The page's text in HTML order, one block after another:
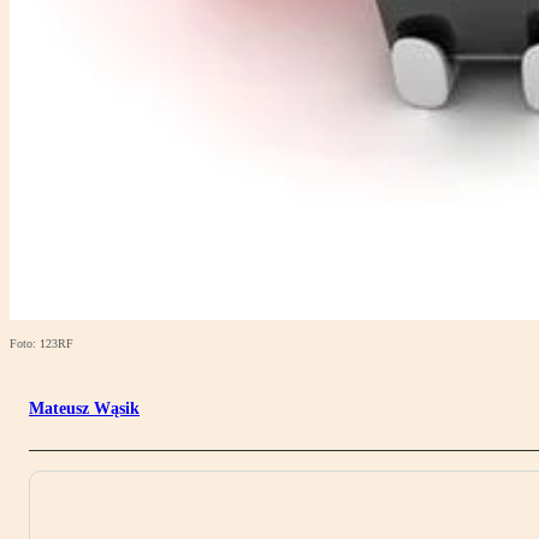
Foto: 123RF
Mateusz Wąsik